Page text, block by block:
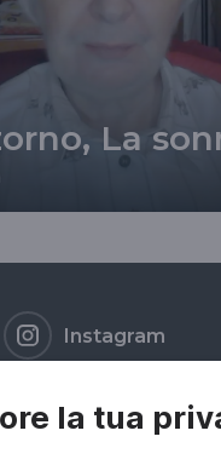
la tua
La
Instagram